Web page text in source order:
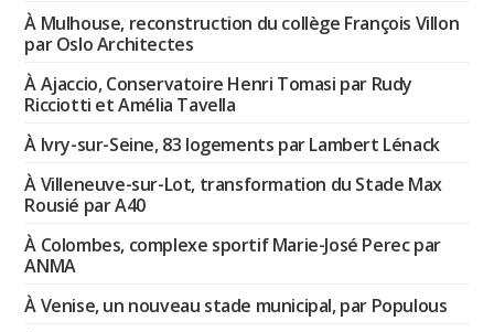
À Mulhouse, reconstruction du collège François Villon
par Oslo Architectes
À Ajaccio, Conservatoire Henri Tomasi par Rudy
Ricciotti et Amélia Tavella
À Ivry-sur-Seine, 83 logements par Lambert Lénack
À Villeneuve-sur-Lot, transformation du Stade Max
Rousié par A40
À Colombes, complexe sportif Marie-José Perec par
ANMA
À Venise, un nouveau stade municipal, par Populous